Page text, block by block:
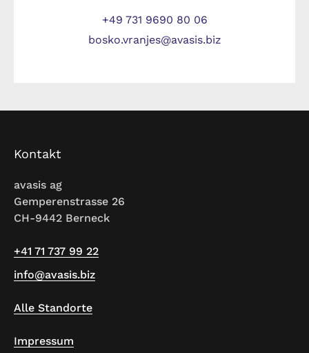
+49 731 9690 80 06
bosko.vranjes@avasis.biz
Kontakt
avasis ag
Gemperenstrasse 26
CH-9442 Berneck
+41 71 737 99 22
info@avasis.biz
Alle Standorte
Impressum